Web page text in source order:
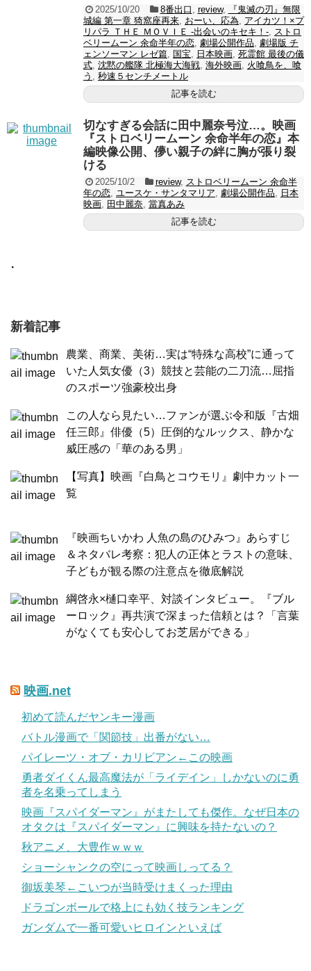
2025/10/20 8番出口 , review,
『鬼滅の刃』無限
城編 第一章 猗窩座再来, おーい、応為, アイカツ！×プ
リパラ ＴＨＥ ＭＯＶＩＥ -出会いのキセキ！-, ストロ
ベリームーン 余命半年の恋, 劇場公開作品, 劇場版 チ
ェンソーマン レゼ篇, 国宝, 日本映画, 死霊館 最後の儀
式, 沈黙の艦隊 北極海大海戦, 海外映画, 火喰鳥を、喰
う , 秒速５センチメートル
記事を読む
切なすぎる会話に田中麗奈号泣…。映画
『ストロベリームーン 余命半年の恋』本
編映像公開、儚い親子の絆に胸が張り裂
ける
2025/10/2 review, ストロベリームーン 余命半
年の恋, ユースケ・サンタマリア, 劇場公開作品, 日本
映画, 田中麗奈, 當真あみ
記事を読む
・
新着記事
農業、商業、美術…実は“特殊な高校”に通って
いた人気女優（3）競技と芸能の二刀流…屈指
のスポーツ強豪校出身
この人なら見たい…ファンが選ぶ令和版『古畑
任三郎』俳優（5）圧倒的なルックス、静かな
威圧感の「華のある男」
【写真】映画『白鳥とコウモリ』劇中カット一
覧
『映画ちいかわ 人魚の島のひみつ』あらすじ
＆ネタバレ考察：犯人の正体とラストの意味、
子どもが観る際の注意点を徹底解説
綱啓永×樋口幸平、対談インタビュー。『ブル
ーロック』再共演で深まった信頼とは？「言葉
がなくても安心してお芝居ができる」
映画.net
初めて読んだヤンキー漫画
バトル漫画で「関節技」出番がない…
パイレーツ・オブ・カリビアン←この映画
勇者ダイくん最高魔法が「ライデイン」しかないのに勇
者を名乗ってしまう
映画『スパイダーマン』がまたしても傑作。なぜ日本の
オタクは『スパイダーマン』に興味を持たないの？
秋アニメ、大豊作ｗｗｗ
ショーシャンクの空にって映画しってる？
御坂美琴←こいつが当時受けまくった理由
ドラゴンボールで格上にも効く技ランキング
ガンダムで一番可愛いヒロインといえば